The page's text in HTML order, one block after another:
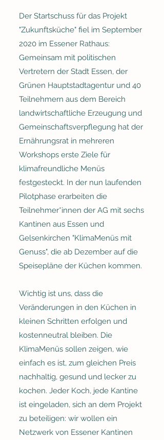
Der Startschuss für das Projekt
"Zukunftsküche" fiel im September
2020 im Essener Rathaus:
Gemeinsam mit politischen
Vertretern der Stadt Essen, der
Grünen Hauptstadtagentur und 40
Teilnehmern aus dem Bereich
landwirtschaftliche Erzeugung und
Gemeinschaftsverpflegung hat der
Ernährungsrat in mehreren
Workshops erste Ziele für
klimafreundliche Menüs
festgesteckt. In der nun laufenden
Pilotphase erarbeiten die
Teilnehmer*innen der AG mit sechs
Kantinen aus Essen und
Gelsenkirchen "KlimaMenüs mit
Genuss", die ab Dezember auf die
Speisepläne der Küchen kommen.
Wichtig ist uns, dass die
Veränderungen in den Küchen in
kleinen Schritten erfolgen und
kostenneutral bleiben. Die
KlimaMenüs sollen zeigen, wie
einfach es ist, zum gleichen Preis
nachhaltig, gesund und lecker zu
kochen. Jeder Koch, jede Kantine
ist eingeladen, sich an dem Projekt
zu beteiligen: wir wollen ein
Netzwerk von Essener Kantinen